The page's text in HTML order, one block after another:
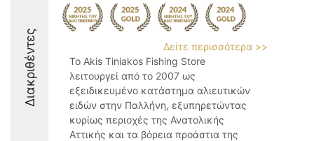
Διακριθέντες
Δείτε περισσότερα >>
Το Akis Tiniakos Fishing Store
λειτουργεί από το 2007 ως
εξειδικευμένο κατάστημα αλιευτικών
ειδών στην Παλλήνη, εξυπηρετώντας
κυρίως περιοχές της Ανατολικής
Αττικής και τα βόρεια προάστια της